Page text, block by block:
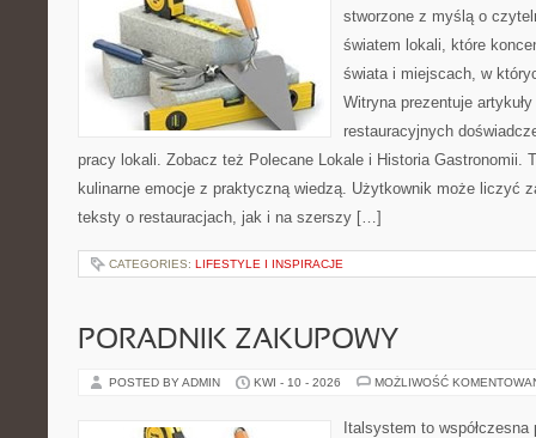
stworzone z myślą o
światem lokali, które
świata i miejscach, w
Witryna prezentuje
restauracyjnych
pracy lokali. Zobacz też Polecane Lokale i Historia Gastronomii.
kulinarne emocje z praktyczną wiedzą. Użytkownik może liczyć
teksty o restauracjach, jak i na szerszy […]
CATEGORIES: LIFESTYLE I INSPIRACJE
PORADNIK ZAKUPOWY
POSTED BY ADMIN KWI - 10 - 2026 MOŻLIWOŚĆ
Italsystem to